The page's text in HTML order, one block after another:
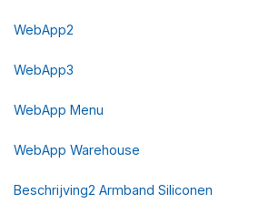
WebApp2
WebApp3
WebApp Menu
WebApp Warehouse
Beschrijving2 Armband Siliconen